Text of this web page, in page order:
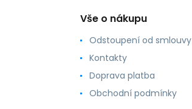
Vše o nákupu
Odstoupení od smlouvy
Kontakty
Doprava platba
Obchodní podmínky